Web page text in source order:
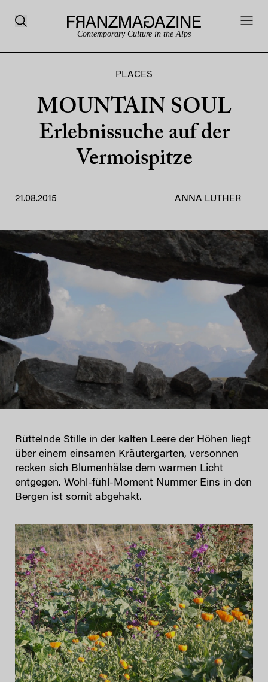
Contemporary Culture in the Alps
PLACES
MOUNTAIN SOUL
Erlebnissuche auf der
Vermoispitze
21.08.2015 ANNA LUTHER
Rüttelnde Stille in der kalten Leere der Höhen liegt
über einem einsamen Kräutergarten, versonnen
recken sich Blumenhälse dem warmen Licht
entgegen. Wohl-fühl-Moment Nummer Eins in den
Bergen ist somit abgehakt.